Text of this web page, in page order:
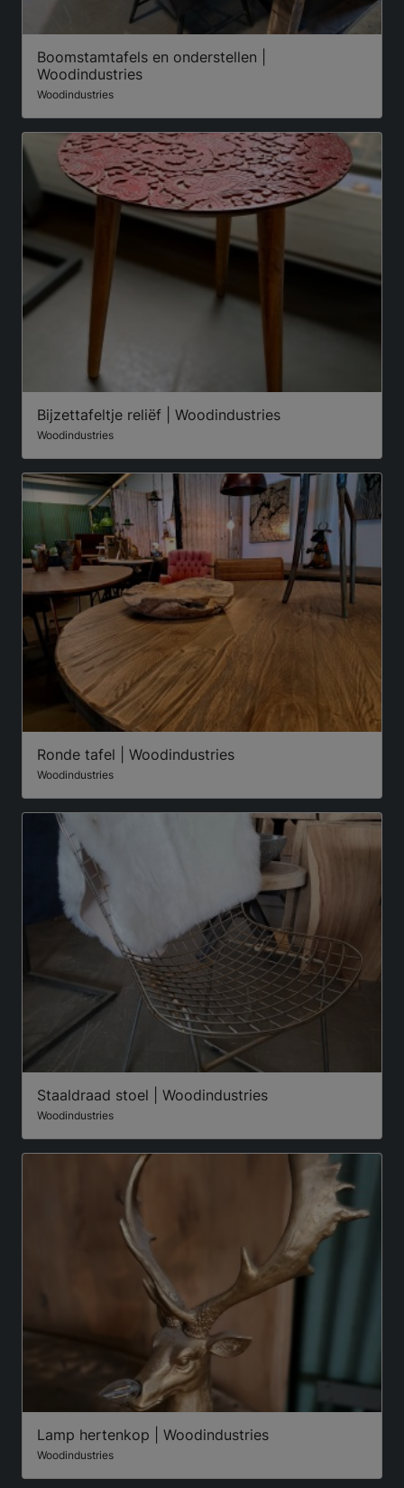
Boomstamtafels en onderstellen |
Woodindustries
Woodindustries
Bijzettafeltje reliëf | Woodindustries
Woodindustries
Ronde tafel | Woodindustries
Woodindustries
Staaldraad stoel | Woodindustries
Woodindustries
Lamp hertenkop | Woodindustries
Woodindustries